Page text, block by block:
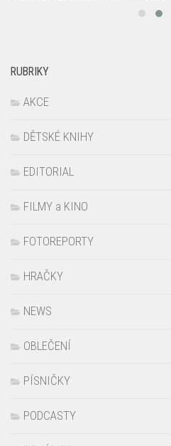
RUBRIKY
AKCE
DĚTSKÉ KNIHY
EDITORIAL
FILMY a KINO
FOTOREPORTY
HRAČKY
NEWS
OBLEČENÍ
PÍSNIČKY
PODCASTY